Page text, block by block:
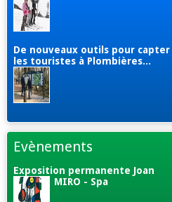
De nouveaux outils pour capter
les touristes à Plombières...
Evènements
Exposition permanente Joan
MIRO - Spa